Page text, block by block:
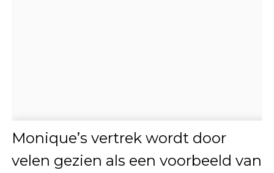
Monique’s vertrek wordt door
velen gezien als een voorbeeld van